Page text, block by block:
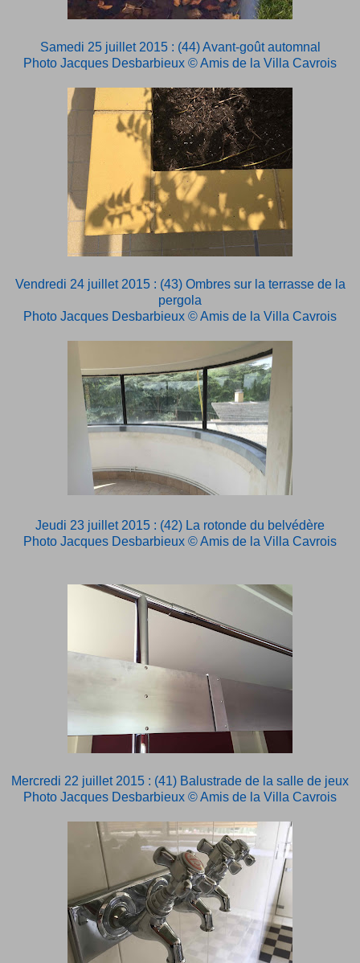
Samedi 25 juillet 2015 : (44) Avant-goût automnal
Photo Jacques Desbarbieux © Amis de la Villa Cavrois
Vendredi 24 juillet 2015 : (43) Ombres sur la terrasse de la
pergola
Photo Jacques Desbarbieux © Amis de la Villa Cavrois
Jeudi 23 juillet 2015 : (42) La rotonde du belvédère
Photo Jacques Desbarbieux © Amis de la Villa Cavrois
Mercredi 22 juillet 2015 : (41) Balustrade de la salle de jeux
Photo Jacques Desbarbieux © Amis de la Villa Cavrois